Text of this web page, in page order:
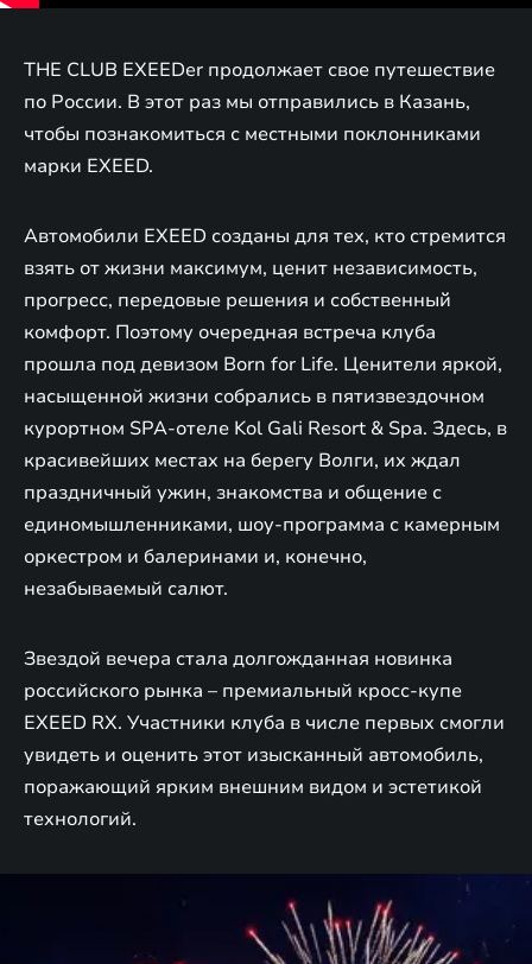
THE CLUB EXEEDer продолжает свое путешествие
по России. В этот раз мы отправились в Казань,
чтобы познакомиться с местными поклонниками
марки EXEED.
Автомобили EXEED созданы для тех, кто стремится
взять от жизни максимум, ценит независимость,
прогресс, передовые решения и собственный̆
комфорт. Поэтому очередная встреча клуба
прошла под девизом Born for Life. Ценители яркой,
насыщенной жизни собрались в пятизвездочном
курортном SPA-отеле Kol Gali Resort & Spa. Здесь, в
красивейших местах на берегу Волги, их ждал
праздничный ужин, знакомства и общение с
единомышленниками, шоу-программа с камерным
оркестром и балеринами и, конечно,
незабываемый салют.
Звездой вечера стала долгожданная новинка
российского рынка – премиальный кросс-купе
EXEED RX. Участники клуба в числе первых смогли
увидеть и оценить этот изысканный автомобиль,
поражающий ярким внешним видом и эстетикой
технологий.